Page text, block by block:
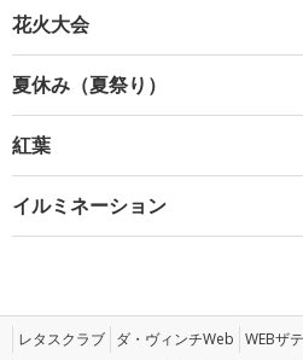
花火大会
夏休み（夏祭り）
紅葉
イルミネーション
レタスクラブ ダ・ヴィンチWeb WEBザ